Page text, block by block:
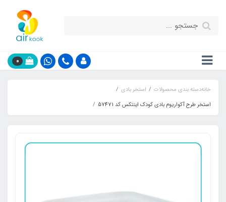
0
خانهدسته بندی محصولات
استخر بادی
استخر طرح آکواریوم بادی کودک اینتکس کد 57471